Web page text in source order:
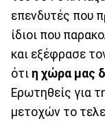
επενδυτές που
ίδιοι που
και εξέφρασε
ότι η χώρα μας
Ερωτηθείς για
μετοχών το